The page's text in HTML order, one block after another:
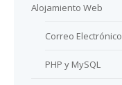
Alojamiento Web
Correo Electrónico
PHP y MySQL